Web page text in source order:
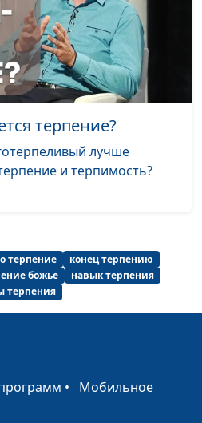
священнослужитель
Андрей Юнак, Игорь
Кириченко,
священнослужитель
Кириченко,
священнослужитель
Андрей Юнак, Игорь
и
Андрей Юнак, Игорь
Кириченко,
священнослужитель
Андрей Юнак, Игорь
терпение?
лучше
и терпимость?
терпение
конец терпению
божье
навык терпения
терпения
• Мобильное